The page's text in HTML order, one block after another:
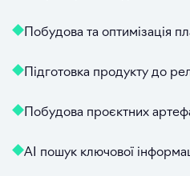
Побудова та оптимізація
Підготовка продукту до
Побудова проєктних
AI пошук ключової